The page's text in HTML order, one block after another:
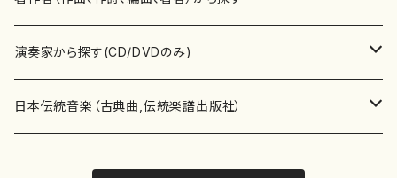
書籍
テキストブック
CD・DVD
チケット
箏・琴（ソロ）
箏・琴（合奏）
合唱
混声合唱
歌・声
あ行
青木省三(アオキ ショウゾウ)
か行
演奏家から探す(CD/DVDのみ)
邦楽（箏、三味線、尺八等）演奏家
日本伝統音楽（古典曲,伝統楽譜出版社）